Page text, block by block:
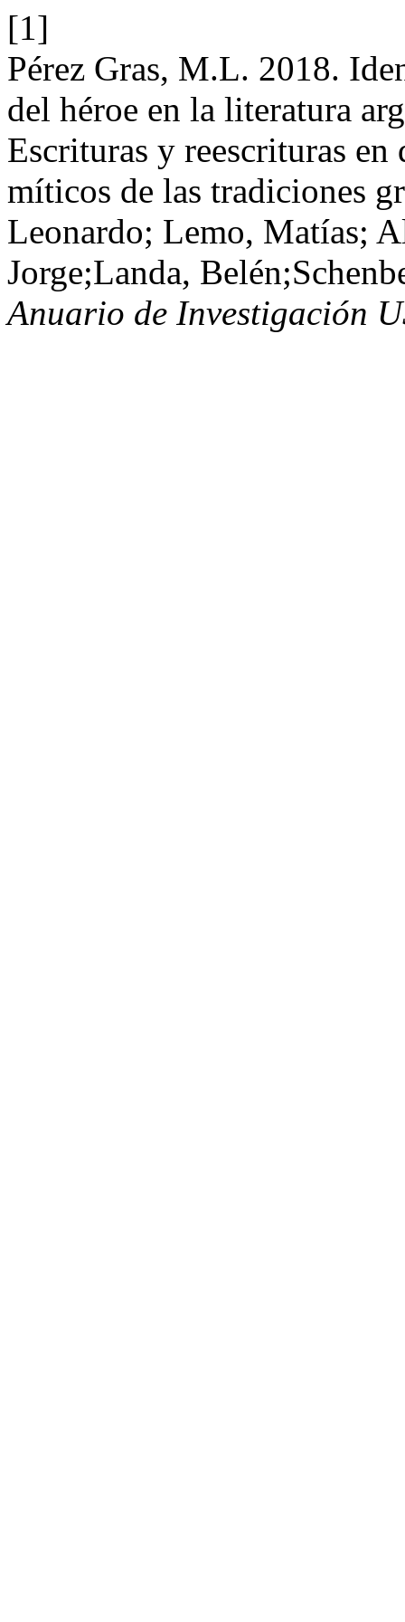
[1]
Pérez Gras, M.L. 2018.
del héroe en la literatura
Escrituras y reescrituras
míticos de las tradiciones
Leonardo; Lemo, Matías;
Jorge;Landa,
Anuario de Investigación